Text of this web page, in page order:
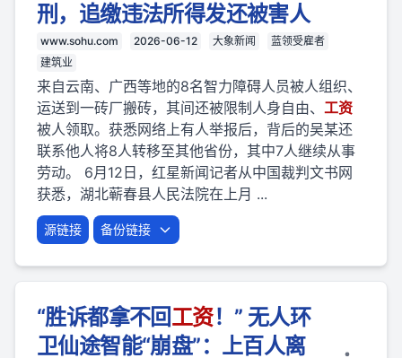
刑，追缴违法所得发还被害人
www.sohu.com 2026-06-12 大象新闻
蓝领受雇者
建筑业
来自云南、广西等地的8名智力障碍人员被人组织、
运送到一砖厂搬砖，其间还被限制人身自由、 工资
被人领取。获悉网络上有人举报后，背后的吴某还
联系他人将8人转移至其他省份，其中7人继续从事
劳动。 6月12日，红星新闻记者从中国裁判文书网
获悉，湖北蕲春县人民法院在上月 ...
源链接 备份链接
“胜诉都拿不回工资！” 无人环
卫仙途智能“崩盘”：上百人离